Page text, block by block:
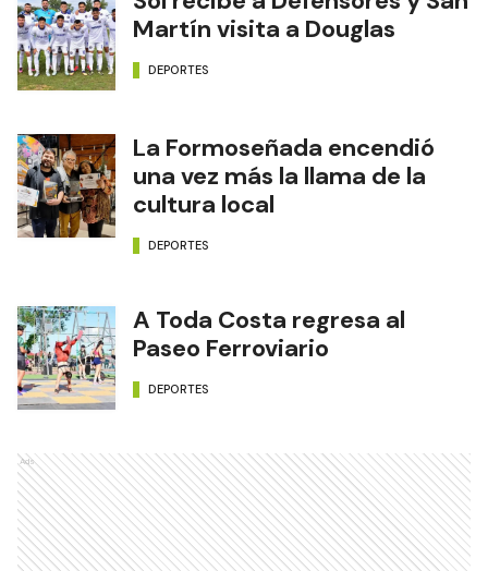
Martín visita a Douglas
DEPORTES
La Formoseñada encendió
una vez más la llama de la
cultura local
DEPORTES
A Toda Costa regresa al
Paseo Ferroviario
DEPORTES
Ads